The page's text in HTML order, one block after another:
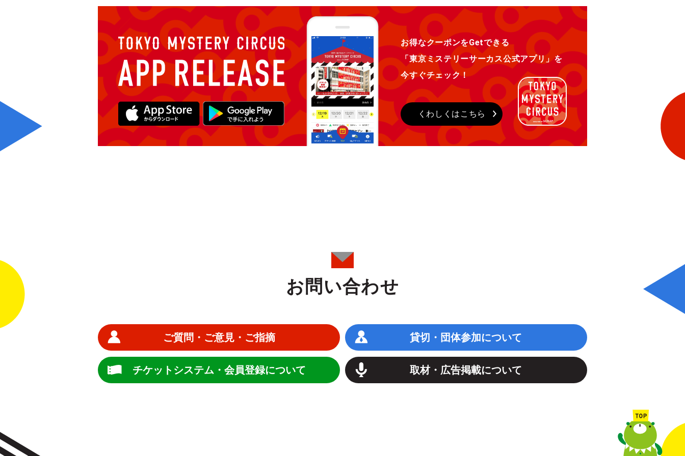
お得なクーポンをGetできる
「東京ミステリーサーカス公式アプリ」を
今すぐチェック！
くわしくはこちら
お問い合わせ
ご質問・ご意見・ご指摘 貸切・団体参加について
チケットシステム・会員登録について 取材・広告掲載について